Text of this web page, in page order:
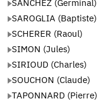
SANCHEZ (Germinal)
SAROGLIA (Baptiste)
SCHERER (Raoul)
SIMON (Jules)
SIRIOUD (Charles)
SOUCHON (Claude)
TAPONNARD (Pierre)